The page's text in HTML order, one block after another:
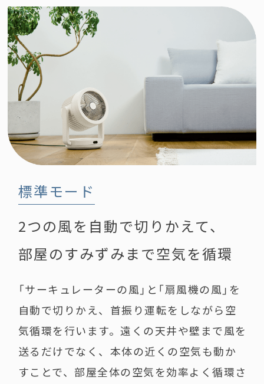
標準モード
2つの風を自動で切りかえて、
部屋のすみずみまで空気を循環
「サーキュレーターの風」と「扇風機の風」を
自動で切りかえ、首振り運転をしながら空
気循環を行います。遠くの天井や壁まで風を
送るだけでなく、本体の近くの空気も動か
すことで、部屋全体の空気を効率よく循環さ